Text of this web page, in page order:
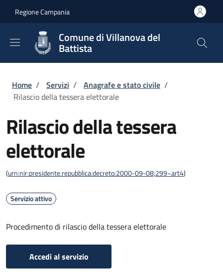
Regione Campania
Comune di Villanova del
Battista
Briciole di pane
Home / Servizi / Anagrafe e stato civile /
Rilascio della tessera elettorale
Rilascio della tessera
elettorale
(urn:nir:presidente.repubblica:decreto:2000-09-08;299~art4)
Servizio attivo
Procedimento di rilascio della tessera elettorale
Accedi al servizio